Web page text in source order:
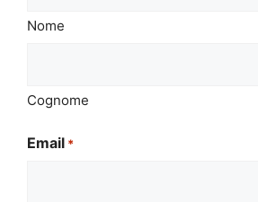
Nome
Cognome
Email *